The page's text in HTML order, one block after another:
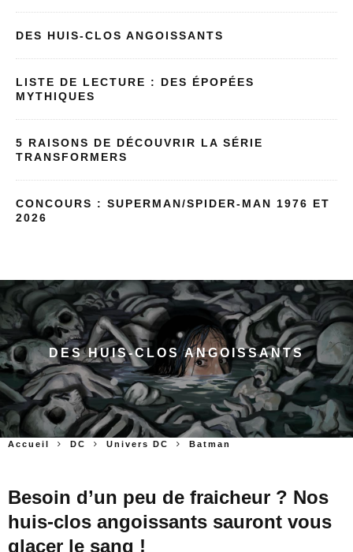
DES HUIS-CLOS ANGOISSANTS
LISTE DE LECTURE : DES ÉPOPÉES
MYTHIQUES
5 RAISONS DE DÉCOUVRIR LA SÉRIE
TRANSFORMERS
CONCOURS : SUPERMAN/SPIDER-MAN 1976 ET
2026
DES HUIS-CLOS ANGOISSANTS
Accueil DC Univers DC Batman
Besoin d’un peu de fraicheur ? Nos
huis-clos angoissants sauront vous
glacer le sang !